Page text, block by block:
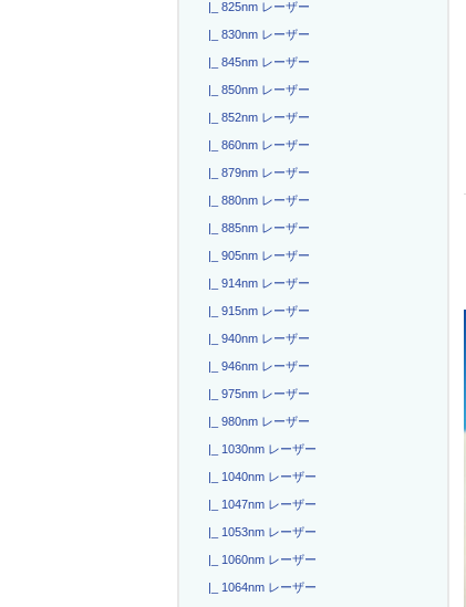
|_ 825nm レーザー
|_ 830nm レーザー
|_ 845nm レーザー
|_ 850nm レーザー
|_ 852nm レーザー
|_ 860nm レーザー
|_ 879nm レーザー
|_ 880nm レーザー
|_ 885nm レーザー
|_ 905nm レーザー
|_ 914nm レーザー
|_ 915nm レーザー
|_ 940nm レーザー
|_ 946nm レーザー
|_ 975nm レーザー
|_ 980nm レーザー
|_ 1030nm レーザー
|_ 1040nm レーザー
|_ 1047nm レーザー
|_ 1053nm レーザー
|_ 1060nm レーザー
|_ 1064nm レーザー